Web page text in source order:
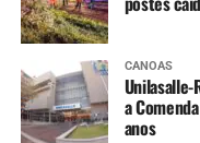
CANOAS
Unilasalle-
a
anos